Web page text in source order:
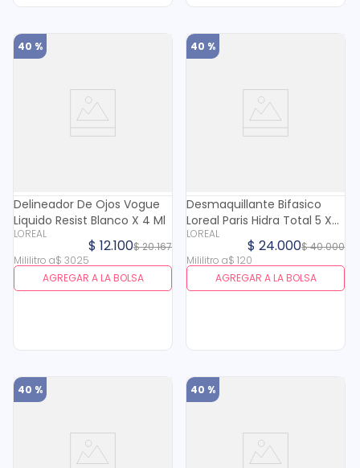
40 %
Delineador De Ojos Vogue
Liquido Resist Blanco X 4 Ml
LOREAL
$20.167
$ 12.100
Mililitro a$ 3025
AGREGAR A LA BOLSA
40 %
Desmaquillante Bifasico
Loreal Paris Hidra Total 5 X
200 Ml
LOREAL
$40.000
$ 24.000
Mililitro a$ 120
AGREGAR A LA BOLSA
40 % 40 %